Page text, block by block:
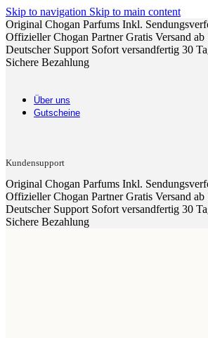
Skip to navigation Skip to main content
Original Chogan Parfums Inkl.
Offizieller Chogan PartnerGratis Versand ab
Deutscher Support Sofort versandfertig 30
Sichere Bezahlung
Über uns
Gutscheine
Kundensupport
Original Chogan Parfums Inkl.
Offizieller Chogan PartnerGratis Versand ab
Deutscher Support Sofort versandfertig 30
Sichere Bezahlung